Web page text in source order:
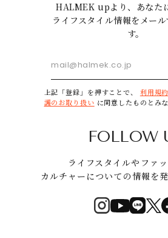
HALMEK upより、あなた
ライフスタイル情報をメー
す。
上記「登録」を押すことで、 利用規約
護のお取り扱い に同意したものとみな
FOLLOW
ライフスタイルやファッ
カルチャーについての情報を